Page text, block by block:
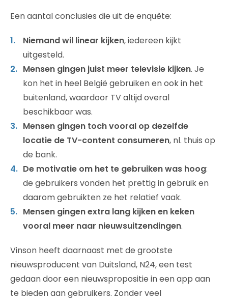
Een aantal conclusies die uit de enquête:
Niemand wil linear kijken, iedereen kijkt
uitgesteld.
Mensen gingen juist meer televisie kijken. Je
kon het in heel België gebruiken en ook in het
buitenland, waardoor TV altijd overal
beschikbaar was.
Mensen gingen toch vooral op dezelfde
locatie de TV-content consumeren, nl. thuis op
de bank.
De motivatie om het te gebruiken was hoog:
de gebruikers vonden het prettig in gebruik en
daarom gebruikten ze het relatief vaak.
Mensen gingen extra lang kijken en keken
vooral meer naar nieuwsuitzendingen.
Vinson heeft daarnaast met de grootste
nieuwsproducent van Duitsland, N24, een test
gedaan door een nieuwspropositie in een app aan
te bieden aan gebruikers. Zonder veel